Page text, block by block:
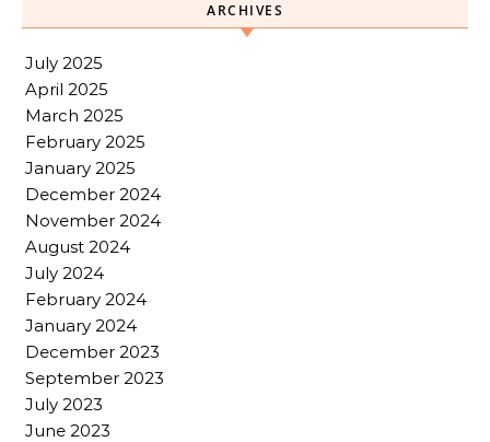
ARCHIVES
July 2025
April 2025
March 2025
February 2025
January 2025
December 2024
November 2024
August 2024
July 2024
February 2024
January 2024
December 2023
September 2023
July 2023
June 2023